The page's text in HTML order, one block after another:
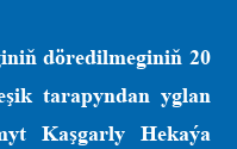
döredilmeginiň 20
tarapyndan yglan
Kaşgarly Hekaýa